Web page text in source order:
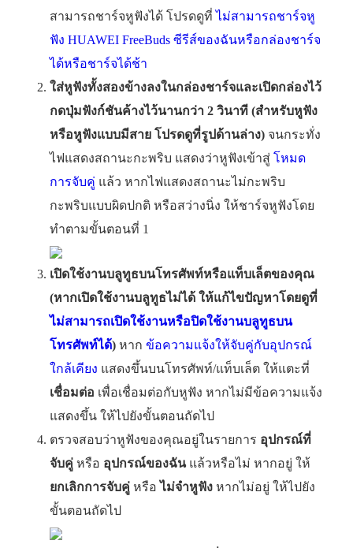
สามารถชาร์จหูฟังได้ โปรดดูที่ไม่สามารถชาร์จหู
ฟัง HUAWEI FreeBuds ซีรีส์ของฉันหรือกล่องชาร์จ
ได้หรือชาร์จได้ช้า
ใส่หูฟังทั้งสองข้างลงในกล่องชาร์จและเปิดกล่องไว้
กดปุ่มฟังก์ชันค้างไว้นานกว่า 2 วินาที (สำหรับหูฟัง
หรือหูฟังแบบมีสาย โปรดดูที่รูปด้านล่าง) จนกระทั่ง
ไฟแสดงสถานะกะพริบ แสดงว่าหูฟังเข้าสู่โหมด
การจับคู่ แล้ว หากไฟแสดงสถานะไม่กะพริบ
กะพริบแบบผิดปกติ หรือสว่างนิ่ง ให้ชาร์จหูฟังโดย
ทำตามขั้นตอนที่ 1
เปิดใช้งานบลูทูธบนโทรศัพท์หรือแท็บเล็ตของคุณ
(หากเปิดใช้งานบลูทูธไม่ได้ ให้แก้ไขปัญหาโดยดูที่
ไม่สามารถเปิดใช้งานหรือปิดใช้งานบลูทูธบน
โทรศัพท์ได้) หากข้อความแจ้งให้จับคู่กับอุปกรณ์
ใกล้เคียง แสดงขึ้นบนโทรศัพท์/แท็บเล็ต ให้แตะที่
เชื่อมต่อ เพื่อเชื่อมต่อกับหูฟัง หากไม่มีข้อความแจ้ง
แสดงขึ้น ให้ไปยังขั้นตอนถัดไป
ตรวจสอบว่าหูฟังของคุณอยู่ในรายการ อุปกรณ์ที่
จับคู่ หรือ อุปกรณ์ของฉันแล้วหรือไม่ หากอยู่ ให้
ยกเลิกการจับคู่ หรือไม่จำหูฟัง หากไม่อยู่ ให้ไปยัง
ขั้นตอนถัดไป